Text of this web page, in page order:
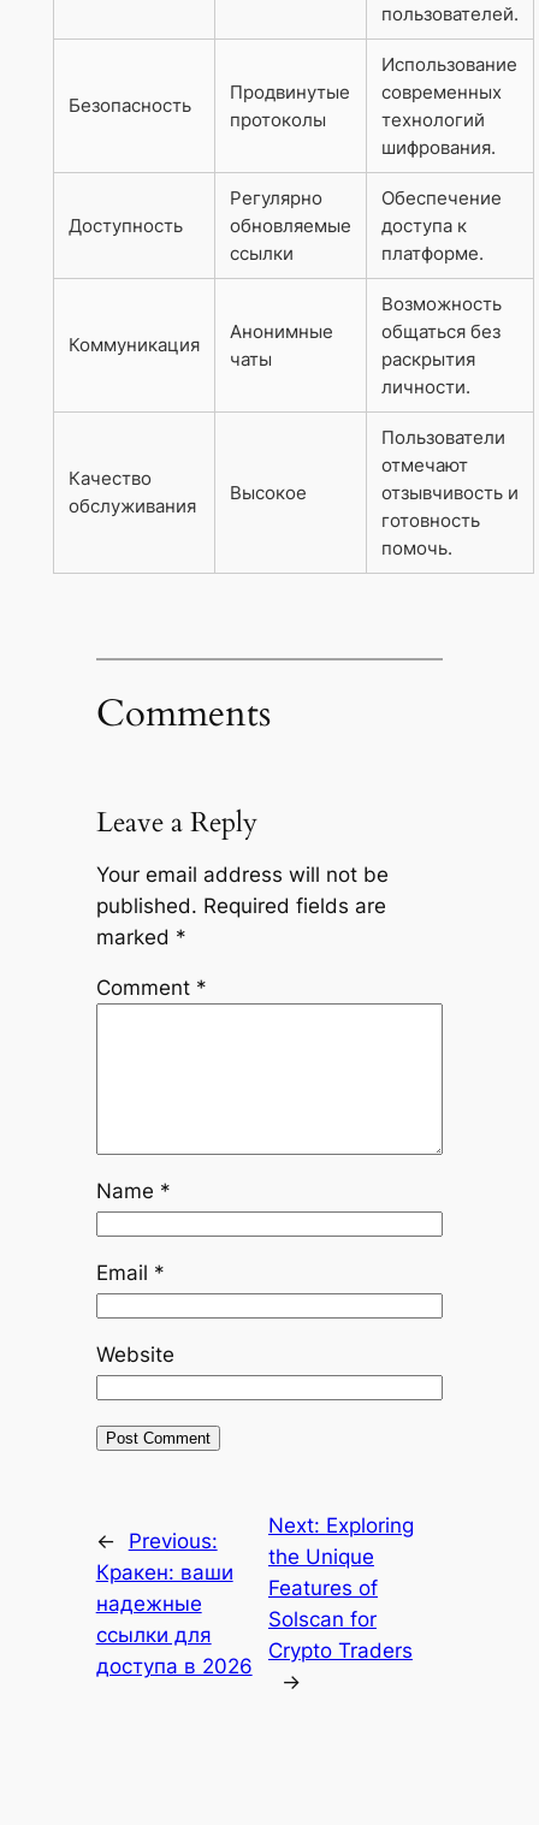
пользователей.
Безопасность
Продвинутые
протоколы
Использование
современных
технологий
шифрования.
Доступность
Регулярно
обновляемые
ссылки
Обеспечение
доступа к
платформе.
Коммуникация
Анонимные
чаты
Возможность
общаться без
раскрытия
личности.
Качество
обслуживания
Высокое
Пользователи
отмечают
отзывчивость и
готовность
помочь.
Comments
Leave a Reply
Your email address will not be
published. Required fields are
marked *
Comment *
Name *
Email *
Website
←
Previous:
Кракен: ваши
надежные
ссылки для
доступа в 2026
Next: Exploring
the Unique
Features of
Solscan for
Crypto Traders
→